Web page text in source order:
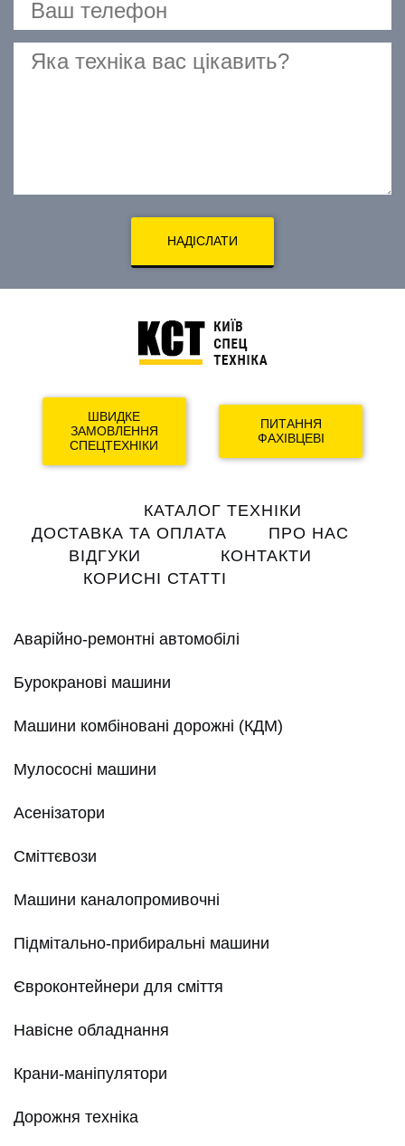
НАДІСЛАТИ
ШВИДКЕ
ЗАМОВЛЕННЯ
СПЕЦТЕХНІКИ
ПИТАННЯ
ФАХІВЦЕВІ
navigation
КАТАЛОГ ТЕХНІКИ
ДОСТАВКА ТА ОПЛАТА
ПРО НАС
ВІДГУКИ
КОНТАКТИ
КОРИСНІ СТАТТІ
Аварійно-ремонтні автомобілі
Бурокранові машини
Машини комбіновані дорожні (КДМ)
Мулососні машини
Асенізатори
Сміттєвози
Машини каналопромивочні
Підмітально-прибиральні машини
Євроконтейнери для сміття
Навісне обладнання
Крани-маніпулятори
Дорожня техніка